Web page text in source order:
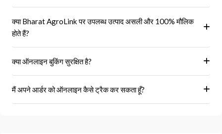
ऑर्डर' अनुभाग में एक इनवॉइस प्राप्त होगा।
क्या Bharat AgroLink पर उपलब्ध उत्पाद असली और 100% मौलिक
होते हैं?
क्या ऑनलाइन बुकिंग सुरक्षित है?
मैं अपने आर्डर को ऑनलाइन कैसे ट्रैक कर सकता हूँ?